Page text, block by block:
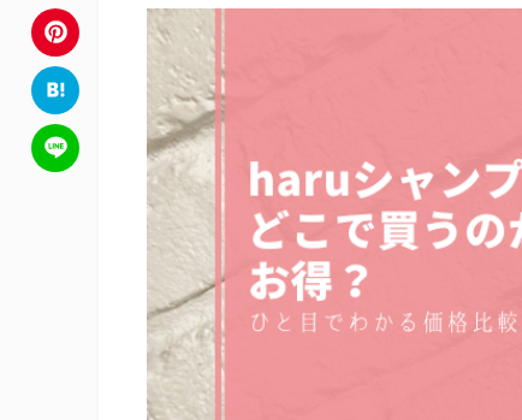
a
e
b
T
w
t
P
H